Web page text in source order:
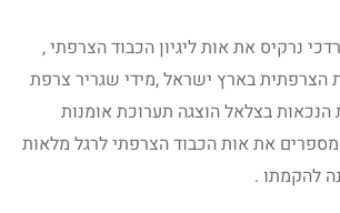
קיבל מרדכי נרקיס את אות ליגיון הכבוד הצרפתי ,
הצרפתית בארץ ישראל ,מידי שגריר צרפת
בצלאל הוצגה תערוכת אומנות
את אות הכבוד הצרפתי לרגל מלאות
להקמתו .